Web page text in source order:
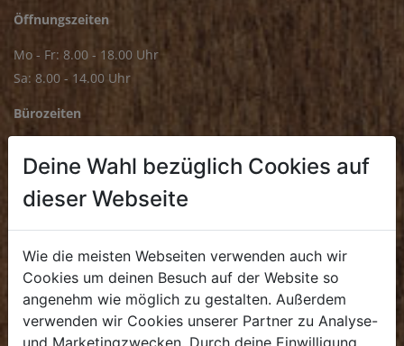
Öffnungszeiten
Mo - Fr: 8.00 - 18.00 Uhr
Sa: 8.00 - 14.00 Uhr
Bürozeiten
.+43 7272 4859 70
KULINARIUM
Deine Wahl bezüglich Cookies auf
dieser Webseite
Wie die meisten Webseiten verwenden auch wir
Cookies um deinen Besuch auf der Website so
angenehm wie möglich zu gestalten. Außerdem
verwenden wir Cookies unserer Partner zu Analyse-
und Marketingzwecken. Durch deine Einwilligung